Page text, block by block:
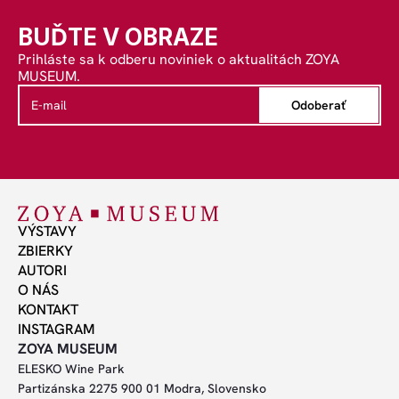
BUĎTE V OBRAZE
Prihláste sa k odberu noviniek o aktualitách ZOYA
MUSEUM.
Odoberať
VÝSTAVY
ZBIERKY
AUTORI
O NÁS
KONTAKT
INSTAGRAM
ZOYA MUSEUM
ELESKO Wine Park
Partizánska 2275 900 01 Modra, Slovensko